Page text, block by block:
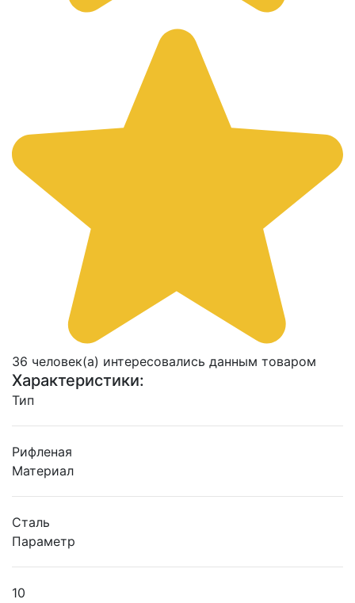
36 человек(а) интересовались данным товаром
Характеристики:
Тип
Рифленая
Материал
Сталь
Параметр
10